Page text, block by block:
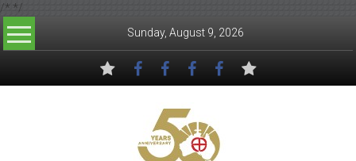
/* */
Skip to content
Sunday, August 9, 2026